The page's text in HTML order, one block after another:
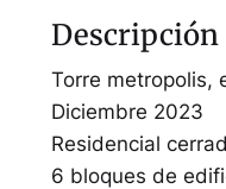
Descripción
Torre metropolis,
Diciembre 2023
Residencial
6 bloques de